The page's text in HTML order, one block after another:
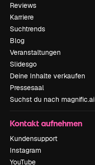
Reviews
Karriere
Suchtrends
Blog
Veranstaltungen
Slidesgo
Deine Inhalte verkaufen
Pressesaal
Suchst du nach magnific.ai
Kontakt aufnehmen
Kundensupport
Instagram
YouTube